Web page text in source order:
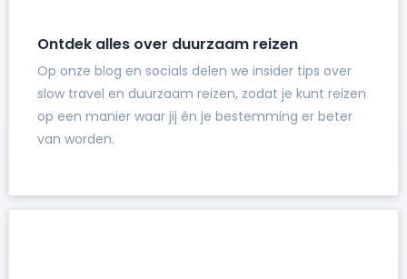
Ontdek alles over duurzaam reizen
Op onze blog en socials delen we insider tips over
slow travel en duurzaam reizen, zodat je kunt reizen
op een manier waar jij én je bestemming er beter
van worden.